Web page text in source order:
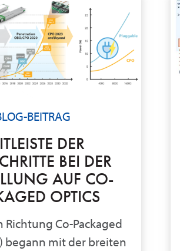
BEITRAG
DER
BEI DER
AUF CO-
OPTICS
Richtung Co-Packaged
begann mit der breiten